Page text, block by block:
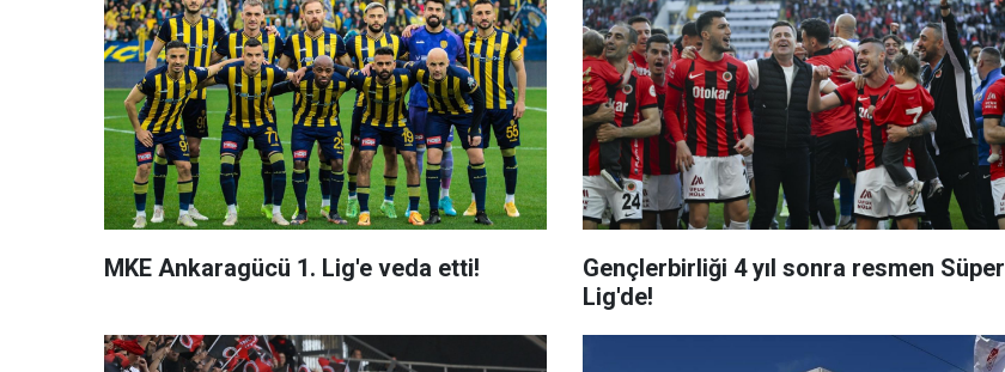
MKE Ankaragücü 1. Lig'e veda etti!
Gençlerbirliği 4 yıl sonra resmen Süper
Lig'de!